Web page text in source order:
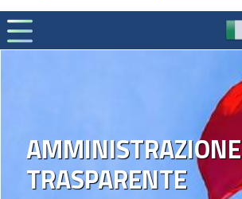
AMMINISTRAZIONE
TRASPARENTE